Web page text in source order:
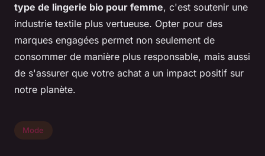
type de lingerie bio pour femme, c'est soutenir une
industrie textile plus vertueuse. Opter pour des
marques engagées permet non seulement de
consommer de manière plus responsable, mais aussi
de s'assurer que votre achat a un impact positif sur
notre planète.
Mode